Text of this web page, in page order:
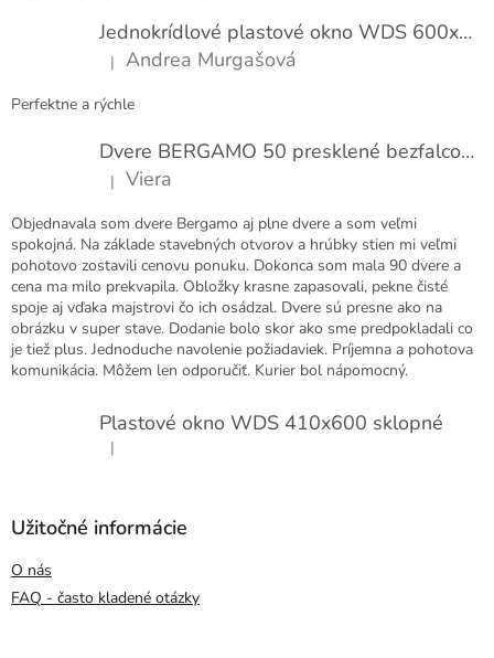
Jednokrídlové plastové okno WDS 600x1000
Hodnotenie produktu je 5 z 5 hviezdičiek.
| Andrea Murgašová
Perfektne a rýchle
Dvere BERGAMO 50 presklené bezfalcové EXTRA
Hodnotenie produktu je 5 z 5 hviezdičiek.
| Viera
Objednavala som dvere Bergamo aj plne dvere a som veľmi
spokojná. Na základe stavebných otvorov a hrúbky stien mi veľmi
pohotovo zostavili cenovu ponuku. Dokonca som mala 90 dvere a
cena ma milo prekvapila. Obložky krasne zapasovali, pekne čisté
spoje aj vďaka majstrovi čo ich osádzal. Dvere sú presne ako na
obrázku v super stave. Dodanie bolo skor ako sme predpokladali co
je tiež plus. Jednoduche navolenie požiadaviek. Príjemna a pohotova
komunikácia. Môžem len odporučiť. Kurier bol nápomocný.
Plastové okno WDS 410x600 sklopné
Hodnotenie produktu je 5 z 5 hviezdičiek.
|
Užitočné informácie
O nás
FAQ - často kladené otázky